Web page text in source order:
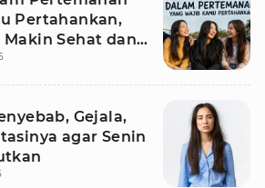
Pertahankan,
Sehat dan
Gejala,
agar Senin